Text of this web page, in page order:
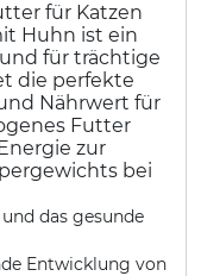
für Katzen
Huhn ist ein
für trächtige
die perfekte
Nährwert für
Futter
zur
bei
das gesunde
Entwicklung von